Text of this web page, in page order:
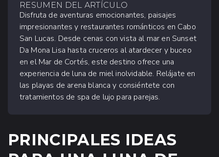
RESUMEN DEL ARTÍCULO
Disfruta de aventuras emocionantes, paisajes
impresionantes y restaurantes románticos en Cabo
San Lucas. Desde cenas con vista al mar en Sunset
Da Mona Lisa hasta cruceros al atardecer y buceo
en el Mar de Cortés, este destino ofrece una
experiencia de luna de miel inolvidable. Relájate en
las playas de arena blanca y consiéntete con
tratamientos de spa de lujo para parejas.
PRINCIPALES IDEAS